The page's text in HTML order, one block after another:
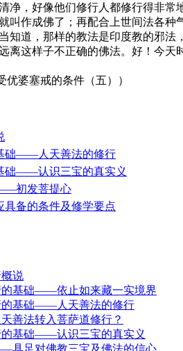
净，好像他们修行人都修行得非
叫作成佛了；再配合上世间法各
知道，那样的教法是印度教的邪
离这样子不正确的佛法。好！今天
优婆塞戒的条件（五））
础——人天善法的修行
础——认识三宝的真实义
初发菩提心
具备的条件及修学要点
说
的基础——依止如来藏一实境界
的基础——人天善法的修行
善法转入菩萨道修行？
的基础——认识三宝的真实义